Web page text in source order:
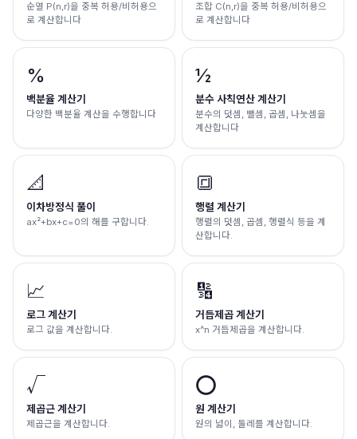
순열 P(n,r)을 중복 허용/비허용으
로 계산합니다
조합 C(n,r)을 중복 허용/비허용으
로 계산합니다
%
백분율 계산기
다양한 백분율 계산을 수행합니다
½
분수 사칙연산 계산기
분수의 덧셈, 뺄셈, 곱셈, 나눗셈을
계산합니다
📐
이차방정식 풀이
ax²+bx+c=0의 해를 구합니다.
🔳
행렬 계산기
행렬의 덧셈, 곱셈, 행렬식 등을 계
산합니다.
📈
로그 계산기
로그 값을 계산합니다.
🔢
거듭제곱 계산기
x^n 거듭제곱을 계산합니다.
√
제곱근 계산기
제곱근을 계산합니다.
⭕
원 계산기
원의 넓이, 둘레를 계산합니다.